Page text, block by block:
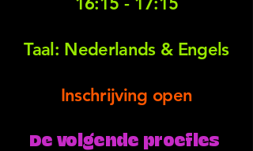
Taal: Nederlands & Engels
Inschrijving open
De volgende proefles